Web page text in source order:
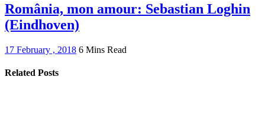
România, mon amour: Sebastian Loghin
(Eindhoven)
17 February , 2018 6 Mins Read
Related Posts